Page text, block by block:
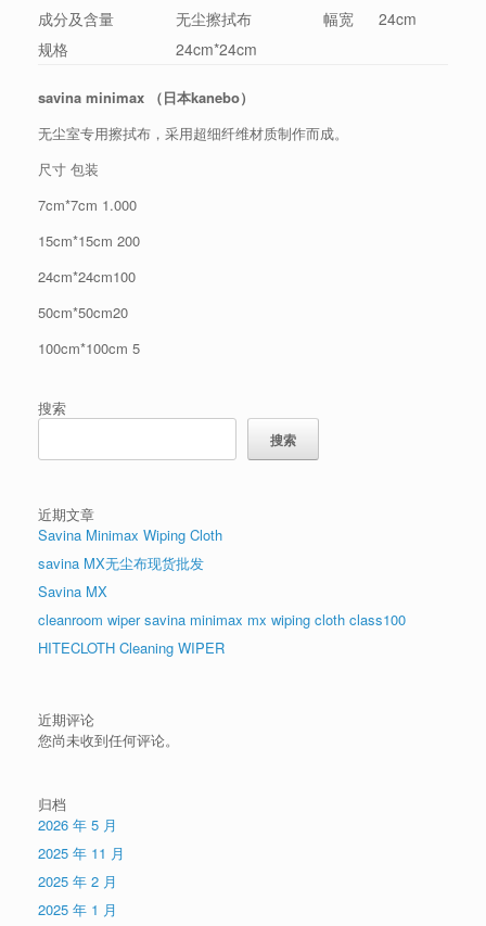
成分及含量 无尘擦拭布 幅宽
24cm
规格
24cm*24cm
savina minimax （日本kanebo）
无尘室专用擦拭布，采用超细纤维材质制作而成。
尺寸 包装
7cm*7cm 1.000
15cm*15cm 200
24cm*24cm100
50cm*50cm20
100cm*100cm 5
搜索
搜索
近期文章
Savina Minimax Wiping Cloth
savina MX无尘布现货批发
Savina MX
cleanroom wiper savina minimax mx wiping cloth class100
HITECLOTH Cleaning WIPER
近期评论
您尚未收到任何评论。
归档
2026 年 5 月
2025 年 11 月
2025 年 2 月
2025 年 1 月